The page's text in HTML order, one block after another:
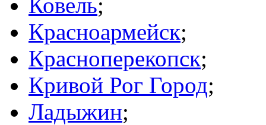
Красноармейск;
Красноперекопск;
Кривой Рог Город;
Ладыжин;